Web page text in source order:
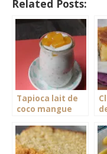
Related Posts:
Tapioca lait de
coco mangue